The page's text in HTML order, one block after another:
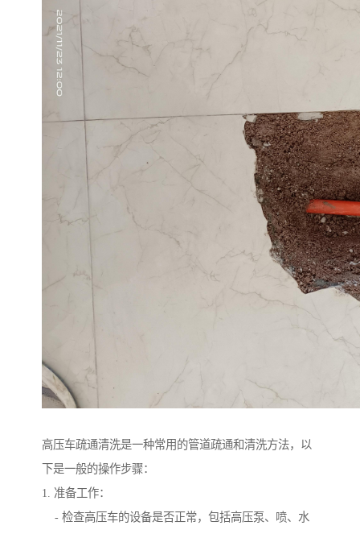
高压车疏通清洗是一种常用的管道疏通和清洗方法，以
下是一般的操作步骤：
1. 准备工作：
- 检查高压车的设备是否正常，包括高压泵、喷、水